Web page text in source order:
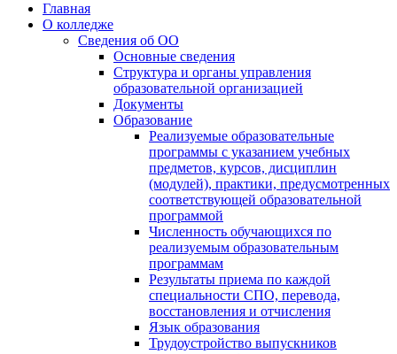
Главная
О колледже
Сведения об ОО
Основные сведения
Структура и органы управления
образовательной организацией
Документы
Образование
Реализуемые образовательные
программы с указанием учебных
предметов, курсов, дисциплин
(модулей), практики, предусмотренных
соответствующей образовательной
программой
Численность обучающихся по
реализуемым образовательным
программам
Результаты приема по каждой
специальности СПО, перевода,
восстановления и отчисления
Язык образования
Трудоустройство выпускников